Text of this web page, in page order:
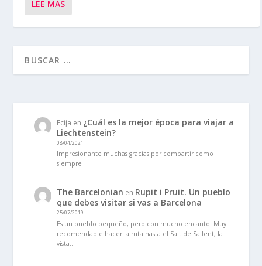
LEE MAS
Ecija en ¿Cuál es la mejor época para viajar a
Liechtenstein?
08/04/2021
Impresionante muchas gracias por compartir como
siempre
The Barcelonian en Rupit i Pruit. Un pueblo
que debes visitar si vas a Barcelona
25/07/2019
Es un pueblo pequeño, pero con mucho encanto. Muy
recomendable hacer la ruta hasta el Salt de Sallent, la
vista…